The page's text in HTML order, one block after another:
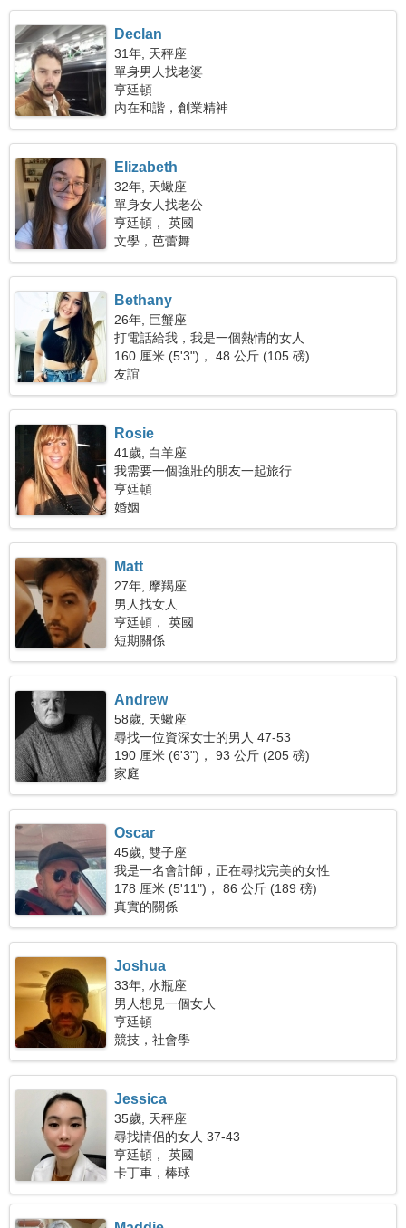
Declan
31年, 天秤座
單身男人找老婆
亨廷頓
內在和諧，創業精神
Elizabeth
32年, 天蠍座
單身女人找老公
亨廷頓， 英國
文學，芭蕾舞
Bethany
26年, 巨蟹座
打電話給我，我是一個熱情的女人
160 厘米 (5'3")， 48 公斤 (105 磅)
友誼
Rosie
41歲, 白羊座
我需要一個強壯的朋友一起旅行
亨廷頓
婚姻
Matt
27年, 摩羯座
男人找女人
亨廷頓， 英國
短期關係
Andrew
58歲, 天蠍座
尋找一位資深女士的男人 47-53
190 厘米 (6'3")， 93 公斤 (205 磅)
家庭
Oscar
45歲, 雙子座
我是一名會計師，正在尋找完美的女性
178 厘米 (5'11")， 86 公斤 (189 磅)
真實的關係
Joshua
33年, 水瓶座
男人想見一個女人
亨廷頓
競技，社會學
Jessica
35歲, 天秤座
尋找情侶的女人 37-43
亨廷頓， 英國
卡丁車，棒球